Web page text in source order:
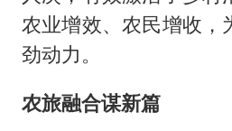
农业增效、农民增收，
劲动力。
农旅融合谋新篇